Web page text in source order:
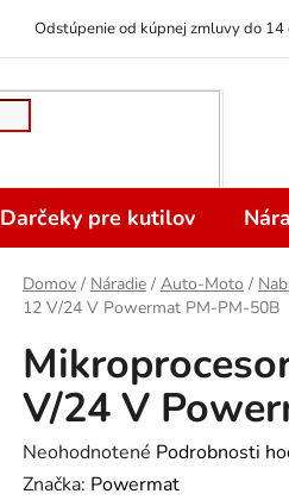
Odstúpenie od kúpnej zmluvy do 14
Darčeky pre kutilov
Domov / Náradie / Auto-Moto /
12 V/24 V Powermat PM-PM-50B
V/24 V
Priemerné
hodnotenie
Neohodnotené Podrobnosti
Značka: Powermat